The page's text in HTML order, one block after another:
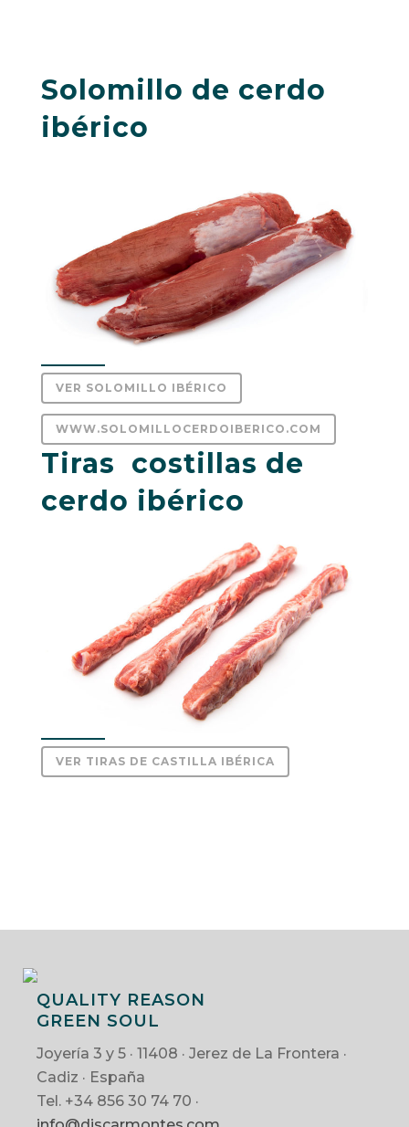
Solomillo de cerdo
ibérico
VER SOLOMILLO IBÉRICO
WWW.SOLOMILLOCERDOIBERICO.COM
Tiras costillas de
cerdo ibérico
VER TIRAS DE CASTILLA IBÉRICA
QUALITY REASON
GREEN SOUL
Joyería 3 y 5 · 11408 · Jerez de La Frontera ·
Cadiz · España
Tel. +34 856 30 74 70 ·